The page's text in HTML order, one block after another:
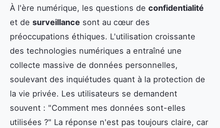
À l'ère numérique, les questions de confidentialité
et de surveillance sont au cœur des
préoccupations éthiques. L'utilisation croissante
des technologies numériques a entraîné une
collecte massive de données personnelles,
soulevant des inquiétudes quant à la protection de
la vie privée. Les utilisateurs se demandent
souvent : "Comment mes données sont-elles
utilisées ?" La réponse n'est pas toujours claire, car